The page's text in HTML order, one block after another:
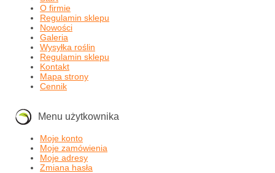
O firmie
Regulamin sklepu
Nowości
Galeria
Wysyłka roślin
Regulamin sklepu
Kontakt
Mapa strony
Cennik
Menu użytkownika
Moje konto
Moje zamówienia
Moje adresy
Zmiana hasła